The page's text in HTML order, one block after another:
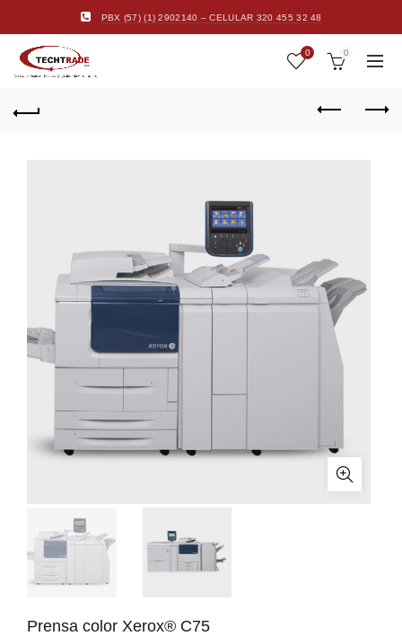
PBX (57) (1) 2902140 – CELULAR 320 455 32 48
0 0
Prensa color Xerox® C75